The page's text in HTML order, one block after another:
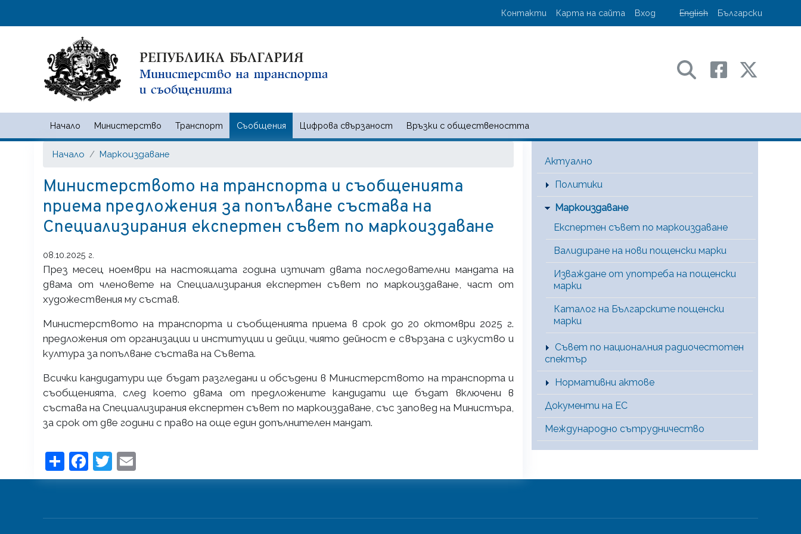
User account menu
Контакти Карта на сайта Вход English Български
Начало Министерство Транспорт Съобщения Цифрова свързаност Връзки с обществеността
Министерство на транспорта и съобщенията | Ministry of transport and communications
Начало Маркоиздаване
Министерството на транспорта и съобщенията
приема предложения за попълване състава на
Специализирания експертен съвет по маркоиздаване
08.10.2025 г.
През месец ноември на настоящата година изтичат двата последователни мандата на
двама от членовете на Специализирания експертен съвет по маркоиздаване, част от
художествения му състав.
Министерството на транспорта и съобщенията приема в срок до 20 октомври 2025 г.
предложения от организации и институции и дейци, чиято дейност е свързана с изкуство и
култура за попълване състава на Съвета.
Всички кандидатури ще бъдат разгледани и обсъдени в Министерството на транспорта и
съобщенията, след което двама от предложените кандидати ще бъдат включени в
състава на Специализирания експертен съвет по маркоиздаване, със заповед на Министъра,
за срок от две години с право на още един допълнителен мандат.
ShareFacebook
Twitter
Main Menu [BG]
Актуално
Политики
Маркоиздаване
Експертен съвет по маркоиздаване
Валидиране на нови пощенски марки
Изваждане от употреба на пощенски
марки
Каталог на Българските пощенски
марки
Съвет по националния радиочестотен
спектър
Нормативни актове
Документи на ЕС
Международно сътрудничество